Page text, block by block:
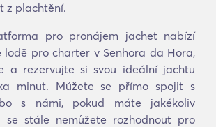
z plachtění.
pro pronájem jachet nabízí
lodě pro charter v Senhora da Hora,
a rezervujte si svou ideální jachtu
minut. Můžete se přímo spojit s
s námi, pokud máte jakékoliv
se stále nemůžete rozhodnout pro